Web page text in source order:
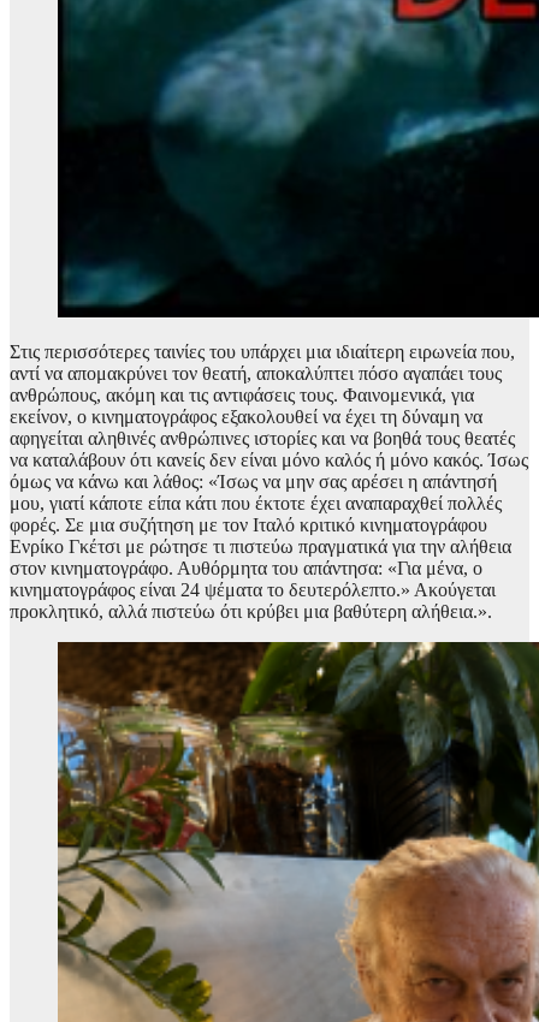
Στις περισσότερες ταινίες του υπάρχει μια ιδιαίτερη ειρωνεία που,
αντί να απομακρύνει τον θεατή, αποκαλύπτει πόσο αγαπάει τους
ανθρώπους, ακόμη και τις αντιφάσεις τους. Φαινομενικά, για
εκείνον, ο κινηματογράφος εξακολουθεί να έχει τη δύναμη να
αφηγείται αληθινές ανθρώπινες ιστορίες και να βοηθά τους θεατές
να καταλάβουν ότι κανείς δεν είναι μόνο καλός ή μόνο κακός. Ίσως
όμως να κάνω και λάθος: «Ίσως να μην σας αρέσει η απάντησή
μου, γιατί κάποτε είπα κάτι που έκτοτε έχει αναπαραχθεί πολλές
φορές. Σε μια συζήτηση με τον Ιταλό κριτικό κινηματογράφου
Ενρίκο Γκέτσι με ρώτησε τι πιστεύω πραγματικά για την αλήθεια
στον κινηματογράφο. Αυθόρμητα του απάντησα: «Για μένα, ο
κινηματογράφος είναι 24 ψέματα το δευτερόλεπτο.» Ακούγεται
προκλητικό, αλλά πιστεύω ότι κρύβει μια βαθύτερη αλήθεια.».